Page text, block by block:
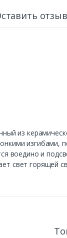
отзыв
из
изгибами,
воедино и
свет горящей